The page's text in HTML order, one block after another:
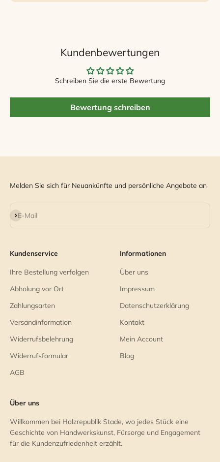
Kundenbewertungen
Schreiben Sie die erste Bewertung
Bewertung schreiben
Melden Sie sich für Neuankünfte und persönliche Angebote an
E-Mail
Abonnieren
Kundenservice
Ihre Bestellung verfolgen
Abholung vor Ort
Zahlungsarten
Versandinformation
Widerrufsbelehrung
Widerrufsformular
AGB
Informationen
Über uns
Impressum
Datenschutzerklärung
Kontakt
Mein Account
Blog
Über uns
Willkommen bei Holzrepublik Stade, wo jedes Stück eine
Geschichte von Handwerkskunst, Fürsorge und Engagement
für die Kundenzufriedenheit erzählt.